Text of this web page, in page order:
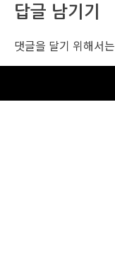
답글 남기기
댓글을 달기 위해서는